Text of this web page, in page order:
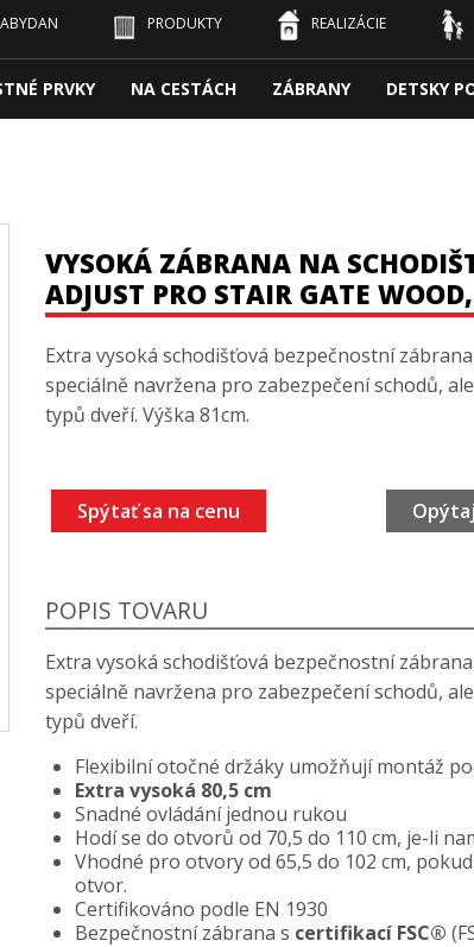
PRODUKTY REALIZÁCIE
PRVKY NA CESTÁCH ZÁBRANY DETSKY
VYSOKÁ ZÁBRANA NA
ADJUST PRO STAIR GATE
Extra vysoká schodišťová bezpečnostní
speciálně navržena pro zabezpečení schodů,
typů dveří. Výška 81cm.
Spýtať sa na cenu
POPIS TOVARU
Extra vysoká schodišťová bezpečnostní
speciálně navržena pro zabezpečení schodů,
typů dveří.
Flexibilní otočné držáky umožňují montáž
Extra vysoká 80,5 cm
Snadné ovládání jednou rukou
Hodí se do otvorů od 70,5 do 110 cm, je-li
Vhodné pro otvory od 65,5 do 102 cm,
otvor.
Certifikováno podle EN 1930
Bezpečnostní zábrana s certifikací FSC®